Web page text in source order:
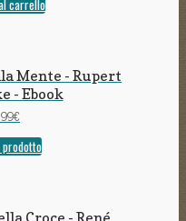
carrello
Mente - Rupert
- Ebook
€
Croce - René